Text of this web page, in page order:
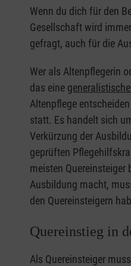
Wenn du dich für den
Gesellschaft wird
gefragt, auch für die
Wer als Altenpflegerin
das eine
Altenpflege
statt. Es handelt sich
Verkürzung der
geprüften
meisten
Ausbildung macht,
den Quereinsteigern
Quereinstieg in
Als Quereinsteiger